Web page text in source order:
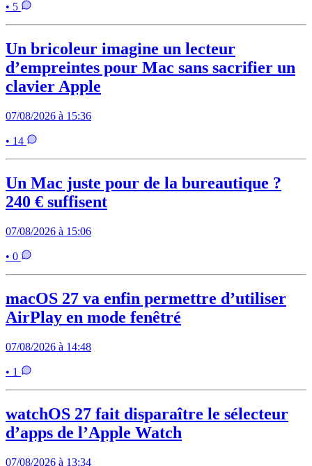
• 5
Un bricoleur imagine un lecteur
d’empreintes pour Mac sans sacrifier un
clavier Apple
07/08/2026 à 15:36
• 14
Un Mac juste pour de la bureautique ?
240 € suffisent
07/08/2026 à 15:06
• 0
macOS 27 va enfin permettre d’utiliser
AirPlay en mode fenêtré
07/08/2026 à 14:48
• 1
watchOS 27 fait disparaître le sélecteur
d’apps de l’Apple Watch
07/08/2026 à 13:34